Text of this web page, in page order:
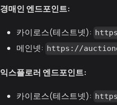
경매인 엔드포인트:
카이로스(테스트넷):
메인넷: https://
익스플로러 엔드포인트:
카이로스(테스트넷):